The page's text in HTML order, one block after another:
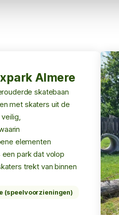
Almere
skatebaan
met skaters uit de
elementen
park dat volop
trekt van binnen
(speelvoorzieningen)